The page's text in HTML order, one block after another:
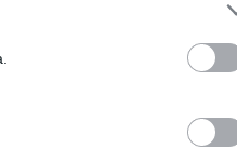
με ένα ιδιαίτερο
χρήσης